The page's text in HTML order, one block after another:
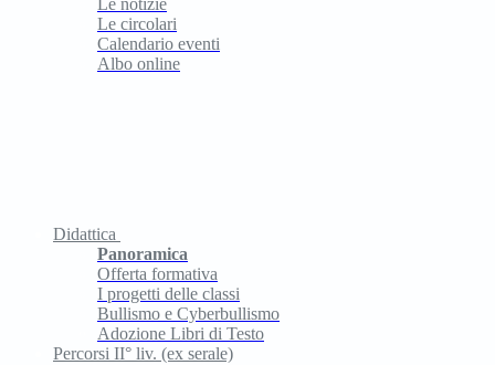
Le notizie
Le circolari
Calendario eventi
Albo online
Didattica
Panoramica
Offerta formativa
I progetti delle classi
Bullismo e Cyberbullismo
Adozione Libri di Testo
Percorsi II° liv. (ex serale)